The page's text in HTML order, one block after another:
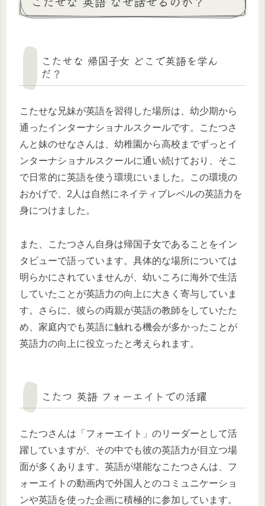
こたせな 帰国子女 どこで英語を学ん
だ？
こたせな兄妹が英語を習得した場所は、幼少期から
通ったインターナショナルスクールです。こたつさ
んと妹のせなさんは、幼稚園から高校までずっとイ
ンターナショナルスクールに通い続けており、そこ
で日常的に英語を使う環境にいました。この環境の
おかげで、2人は自然にネイティブレベルの英語力を
身につけました。
また、こたつさん自身は帰国子女であることをイン
タビューで語っています。具体的な場所については
明らかにされていませんが、幼いころに海外で生活
していたことが英語力の向上に大きく寄与していま
す。さらに、彼らの両親が英語の教師をしていたた
め、家庭内でも英語に触れる機会が多かったことが
英語力の向上に役立ったと考えられます。
こたつ 英語 フォーエイトでの活躍
こたつさんは「フォーエイト」のリーダーとして活
躍していますが、その中でも彼の英語力が目立つ場
面が多くあります。英語が堪能なこたつさんは、フ
ォーエイトの動画内で外国人とのコミュニケーショ
ンや英語を使った企画に積極的に参加しています。